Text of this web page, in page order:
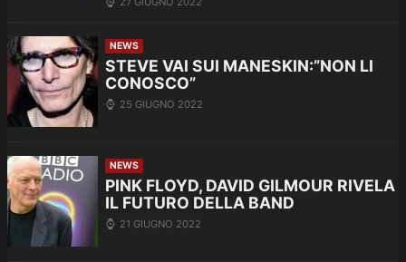
NEWS
STEVE VAI SUI MANESKIN:”NON LI
CONOSCO”
25 GIUGNO 2022
NEWS
PINK FLOYD, DAVID GILMOUR RIVELA
IL FUTURO DELLA BAND
21 GIUGNO 2022